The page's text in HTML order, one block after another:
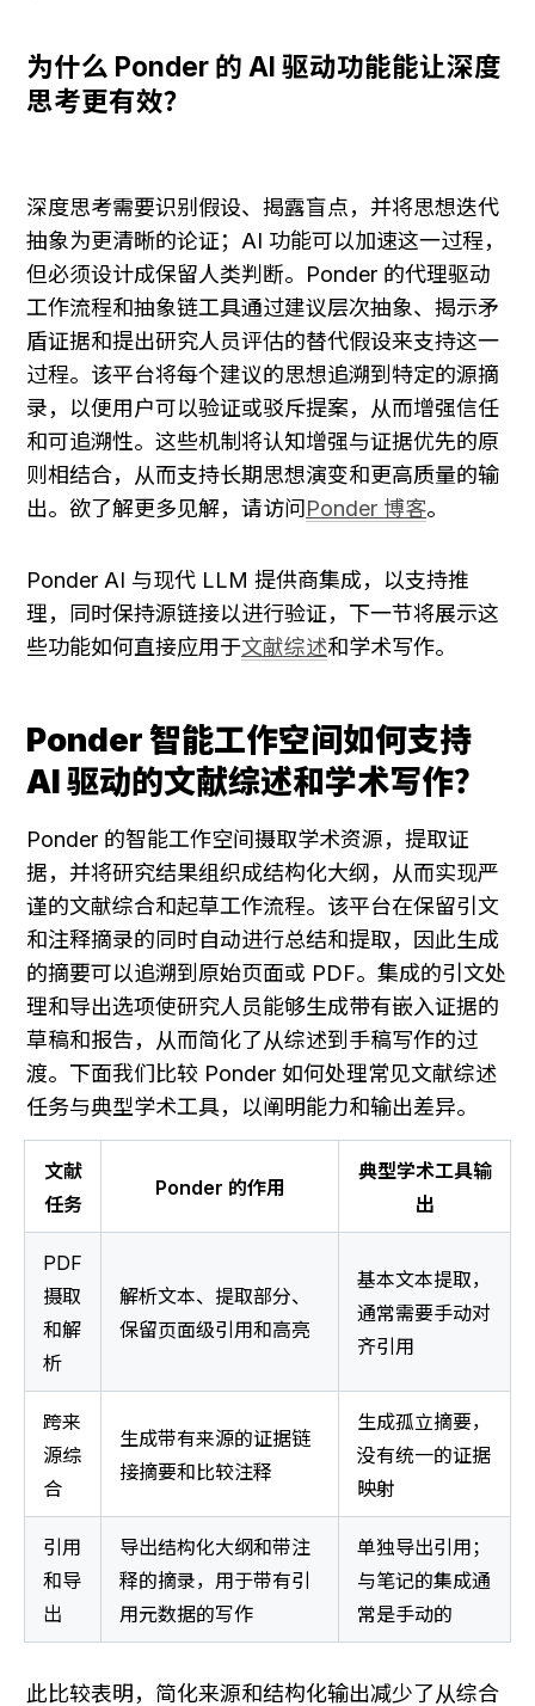
为什么 Ponder 的 AI 驱动功能能让深度
思考更有效？
深度思考需要识别假设、揭露盲点，并将思想迭代
抽象为更清晰的论证；AI 功能可以加速这一过程，
但必须设计成保留人类判断。Ponder 的代理驱动
工作流程和抽象链工具通过建议层次抽象、揭示矛
盾证据和提出研究人员评估的替代假设来支持这一
过程。该平台将每个建议的思想追溯到特定的源摘
录，以便用户可以验证或驳斥提案，从而增强信任
和可追溯性。这些机制将认知增强与证据优先的原
则相结合，从而支持长期思想演变和更高质量的输
出。欲了解更多见解，请访问 Ponder 博客。
Ponder AI 与现代 LLM 提供商集成，以支持推
理，同时保持源链接以进行验证，下一节将展示这
些功能如何直接应用于文献综述和学术写作。
Ponder 智能工作空间如何支持
AI 驱动的文献综述和学术写作？
Ponder 的智能工作空间摄取学术资源，提取证
据，并将研究结果组织成结构化大纲，从而实现严
谨的文献综合和起草工作流程。该平台在保留引文
和注释摘录的同时自动进行总结和提取，因此生成
的摘要可以追溯到原始页面或 PDF。集成的引文处
理和导出选项使研究人员能够生成带有嵌入证据的
草稿和报告，从而简化了从综述到手稿写作的过
渡。下面我们比较 Ponder 如何处理常见文献综述
任务与典型学术工具，以阐明能力和输出差异。
文献
任务
Ponder 的作用
典型学术工具输
出
PDF
摄取
和解
析
解析文本、提取部分、
保留页面级引用和高亮
基本文本提取，
通常需要手动对
齐引用
跨来
源综
合
生成带有来源的证据链
接摘要和比较注释
生成孤立摘要，
没有统一的证据
映射
引用
和导
出
导出结构化大纲和带注
释的摘录，用于带有引
用元数据的写作
单独导出引用；
与笔记的集成通
常是手动的
此比较表明，简化来源和结构化输出减少了从综合